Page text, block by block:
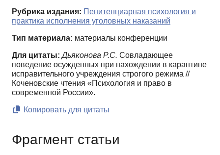
Рубрика издания: Пенитенциарная психология и
практика исполнения уголовных наказаний
Тип материала: материалы конференции
Для цитаты: Дьяконова Р.С. Cовладающее
поведение осужденных при нахождении в карантине
исправительного учреждения строгого режима //
Коченовские чтения «Психология и право в
современной России».
Копировать для цитаты
Фрагмент статьи